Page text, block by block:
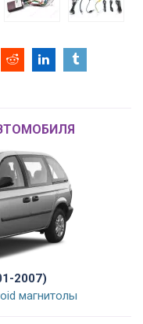
2007)
магнитолы